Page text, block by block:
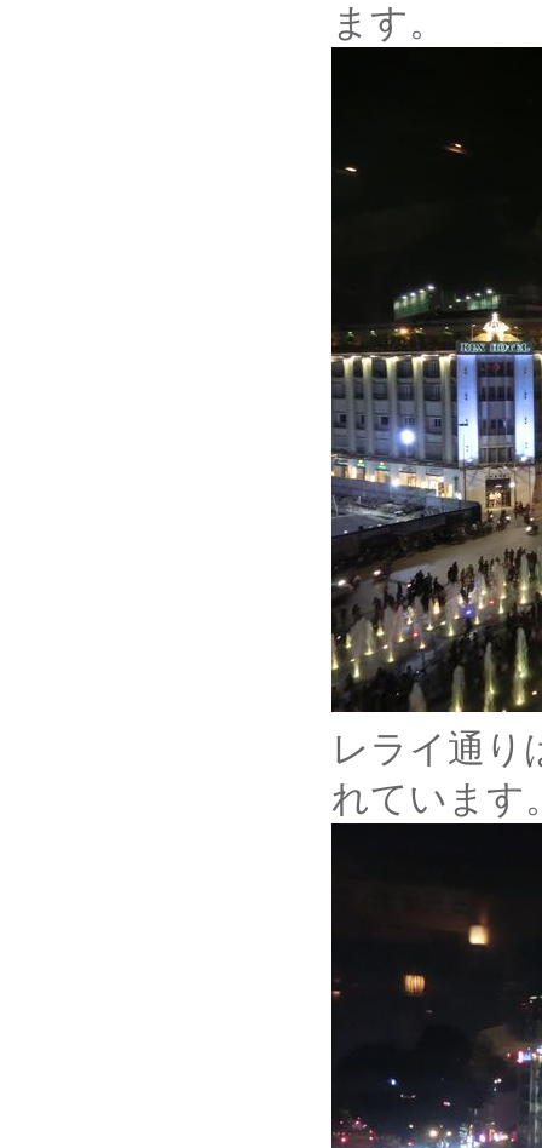
ます。
レライ通り
れています